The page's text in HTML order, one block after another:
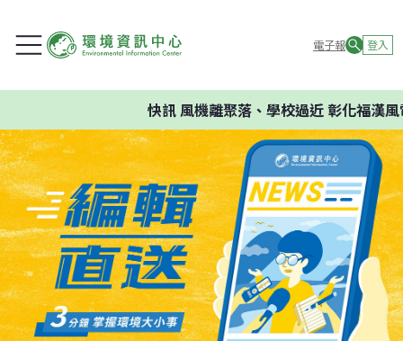
電子報 登入
快訊風機離聚落、學校過近 彰化福漢風